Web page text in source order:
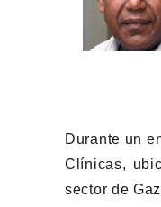
Durante un
Clínicas,
sector de